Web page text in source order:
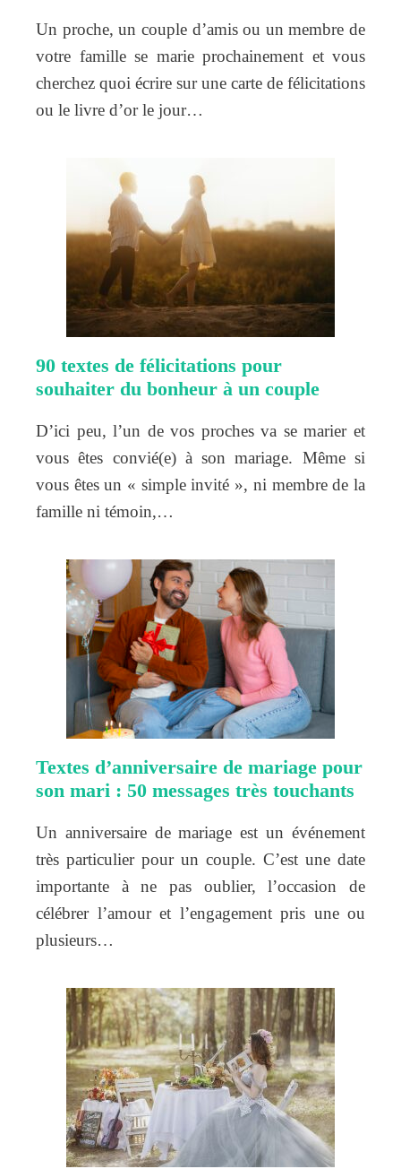
Un proche, un couple d’amis ou un membre de
votre famille se marie prochainement et vous
cherchez quoi écrire sur une carte de félicitations
ou le livre d’or le jour…
90 textes de félicitations pour
souhaiter du bonheur à un couple
D’ici peu, l’un de vos proches va se marier et
vous êtes convié(e) à son mariage. Même si
vous êtes un « simple invité », ni membre de la
famille ni témoin,…
Textes d’anniversaire de mariage pour
son mari : 50 messages très touchants
Un anniversaire de mariage est un événement
très particulier pour un couple. C’est une date
importante à ne pas oublier, l’occasion de
célébrer l’amour et l’engagement pris une ou
plusieurs…